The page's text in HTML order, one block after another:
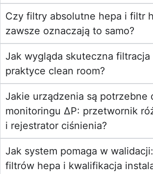
Czy filtry absolutne hepa i filtr
zawsze oznaczają to samo?
Jak wygląda skuteczna
praktyce clean room?
Jakie urządzenia są potrzebne
monitoringu ΔP: przetwornik
i rejestrator ciśnienia?
Jak system pomaga w
filtrów hepa i kwalifikacja